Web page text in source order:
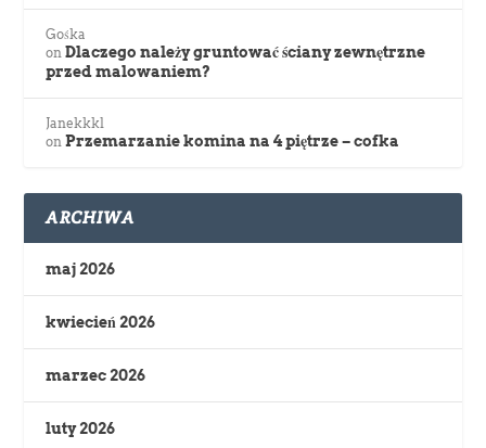
Gośka
onDlaczego należy gruntować ściany zewnętrzne
przed malowaniem?
Janekkkl
onPrzemarzanie komina na 4 piętrze – cofka
ARCHIWA
maj 2026
kwiecień 2026
marzec 2026
luty 2026